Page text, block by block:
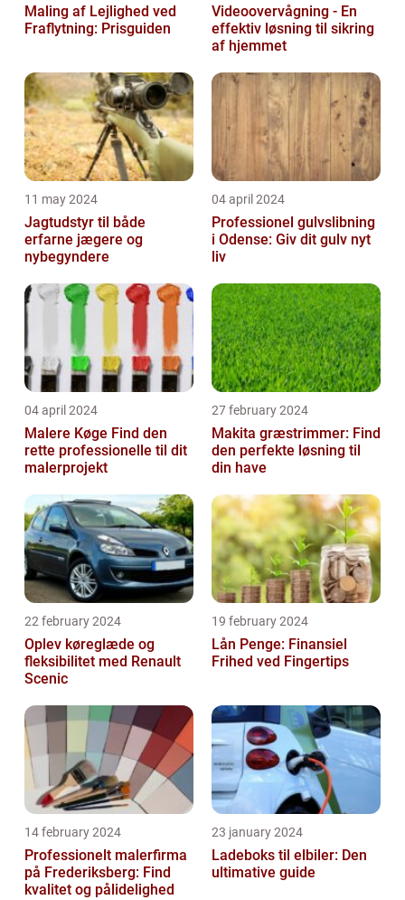
Maling af Lejlighed ved
Fraflytning: Prisguiden
Videoovervågning - En
effektiv løsning til sikring
af hjemmet
11 may 2024
Jagtudstyr til både
erfarne jægere og
nybegyndere
04 april 2024
Professionel gulvslibning
i Odense: Giv dit gulv nyt
liv
04 april 2024
Malere Køge Find den
rette professionelle til dit
malerprojekt
27 february 2024
Makita græstrimmer: Find
den perfekte løsning til
din have
22 february 2024
Oplev køreglæde og
fleksibilitet med Renault
Scenic
19 february 2024
Lån Penge: Finansiel
Frihed ved Fingertips
14 february 2024
Professionelt malerfirma
på Frederiksberg: Find
kvalitet og pålidelighed
23 january 2024
Ladeboks til elbiler: Den
ultimative guide